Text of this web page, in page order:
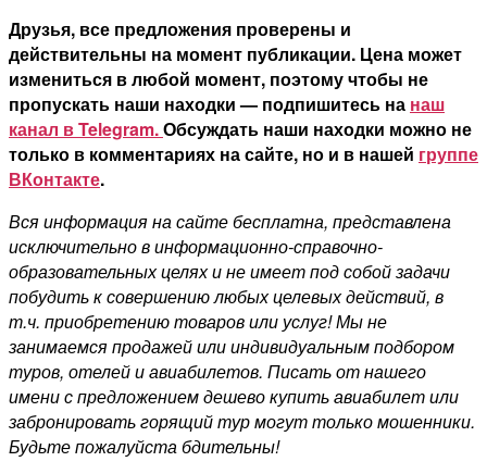
Друзья, все предложения проверены и
действительны на момент публикации. Цена может
измениться в любой момент, поэтому чтобы не
пропускать наши находки — подпишитесь на наш
канал в Telegram.Обсуждать наши находки можно не
только в комментариях на сайте, но и в нашей группе
ВКонтакте.
Вся информация на сайте бесплатна, представлена
исключительно в информационно-справочно-
образовательных целях и не имеет под собой задачи
побудить к совершению любых целевых действий, в
т.ч. приобретению товаров или услуг! Мы не
занимаемся продажей или индивидуальным подбором
туров, отелей и авиабилетов. Писать от нашего
имени с предложением дешево купить авиабилет или
забронировать горящий тур могут только мошенники.
Будьте пожалуйста бдительны!